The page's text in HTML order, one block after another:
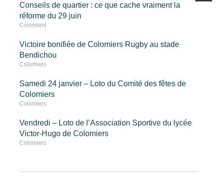
Conseils de quartier : ce que cache vraiment la
réforme du 29 juin
Colomiers
Victoire bonifiée de Colomiers Rugby au stade
Bendichou
Colomiers
Samedi 24 janvier – Loto du Comité des fêtes de
Colomiers
Colomiers
Vendredi – Loto de l’Association Sportive du lycée
Victor-Hugo de Colomiers
Colomiers